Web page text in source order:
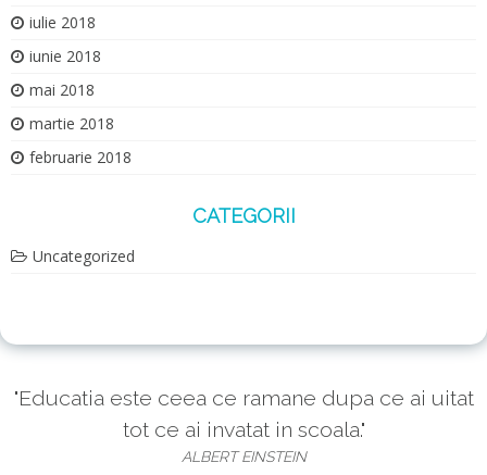
iulie 2018
iunie 2018
mai 2018
martie 2018
februarie 2018
CATEGORII
Uncategorized
"Educatia este ceea ce ramane dupa ce ai uitat
tot ce ai invatat in scoala."
ALBERT EINSTEIN